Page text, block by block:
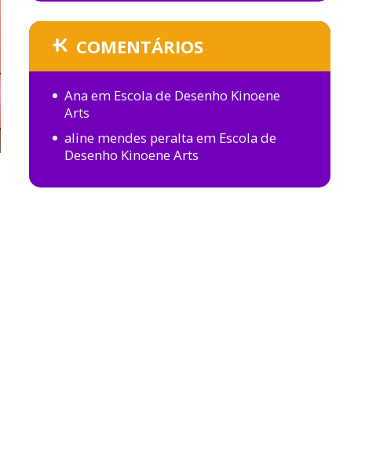
COMENTÁRIOS
Anaem Escola de Desenho Kinoene
Arts
aline mendes peraltaem Escola de
Desenho Kinoene Arts